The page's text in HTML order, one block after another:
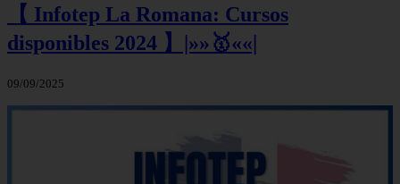
【 Infotep La Romana: Cursos
disponibles 2024 】|»»🥇««|
09/09/2025